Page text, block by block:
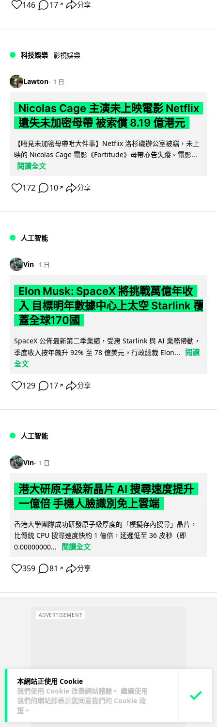
本網站正使用 Cookie
我們使用 Cookie 改善網站體驗。 繼續使用
我們的網站即表示您同意我們的 Cookie 政
策 。
146 17 ↗ 分享
科技娛樂 影視娛樂
Lawton 1 日
Nicolas Cage 主演未上映電影 Netflix
遺失未加密母帶 被索償 8.19 億港元
【唔見未加密母帶咁大件事】Netflix 洛杉磯辦公室被竊，未上
映的 Nicolas Cage 電影《Fortitude》母帶亦告失蹤。電影...
閱讀全文
172 10 ↗ 分享
人工智能
Vin 1 日
Elon Musk: SpaceX 將挑戰萬億年收
入 目標明年數據中心上太空 Starlink 覆
蓋全球170國
SpaceX 公佈最新第二季業績，受惠 Starlink 與 AI 業務帶動，
季度收入按年飆升 92% 至 78 億美元。行政總裁 Elon...
閱讀
全文
129 17 ↗ 分享
人工智能
Vin 1 日
港大研原子級新晶片 AI 搜尋速度提升
一億倍 手機人臉識別免上雲端
香港大學團隊成功研發原子級厚度的「模擬存內搜尋」晶片，
比傳統 CPU 搜尋速度快約 1 億倍，延遲低至 36 皮秒（即
0.00000000...
閱讀全文
359 81 ↗ 分享
ADVERTISEMENT